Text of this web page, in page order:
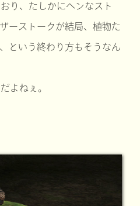
り、たしかにヘンなスト
ーストークが結局、植物た
という終わり方もそうなん
よねぇ。